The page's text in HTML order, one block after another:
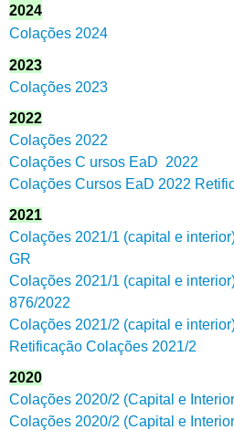
2024
Colações 2024
2023
Colações 2023
2022
Colações 2022
Colações C ursos EaD 2022
Colações Cursos EaD 2022
2021
Colações 2021/1 (capital e
GR
Colações 2021/1 (capital e
876/2022
Colações 2021/2 (capital e
Retificação Colações 2021/2
2020
Colações 2020/2 (Capital e
Colações 2020/2 (Capital e